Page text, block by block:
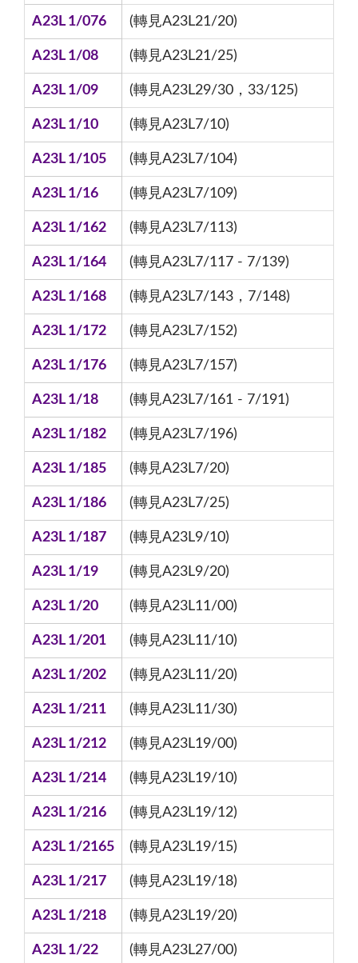
A23L 1/076 (轉見A23L21/20)
A23L 1/08 (轉見A23L21/25)
A23L 1/09 (轉見A23L29/30，33/125)
A23L 1/10 (轉見A23L7/10)
A23L 1/105 (轉見A23L7/104)
A23L 1/16 (轉見A23L7/109)
A23L 1/162 (轉見A23L7/113)
A23L 1/164 (轉見A23L7/117 - 7/139)
A23L 1/168 (轉見A23L7/143，7/148)
A23L 1/172 (轉見A23L7/152)
A23L 1/176 (轉見A23L7/157)
A23L 1/18 (轉見A23L7/161 - 7/191)
A23L 1/182 (轉見A23L7/196)
A23L 1/185 (轉見A23L7/20)
A23L 1/186 (轉見A23L7/25)
A23L 1/187 (轉見A23L9/10)
A23L 1/19 (轉見A23L9/20)
A23L 1/20 (轉見A23L11/00)
A23L 1/201 (轉見A23L11/10)
A23L 1/202 (轉見A23L11/20)
A23L 1/211 (轉見A23L11/30)
A23L 1/212 (轉見A23L19/00)
A23L 1/214 (轉見A23L19/10)
A23L 1/216 (轉見A23L19/12)
A23L 1/2165 (轉見A23L19/15)
A23L 1/217 (轉見A23L19/18)
A23L 1/218 (轉見A23L19/20)
A23L 1/22 (轉見A23L27/00)